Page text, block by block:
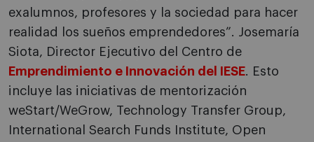
exalumnos, profesores y la sociedad para hacer
realidad los sueños emprendedores”. Josemaría
Siota, Director Ejecutivo del Centro de
Emprendimiento e Innovación del IESE
Esto
incluye las iniciativas de mentorización
weStart/WeGrow, Technology Transfer Group,
International Search Funds Institute, Open